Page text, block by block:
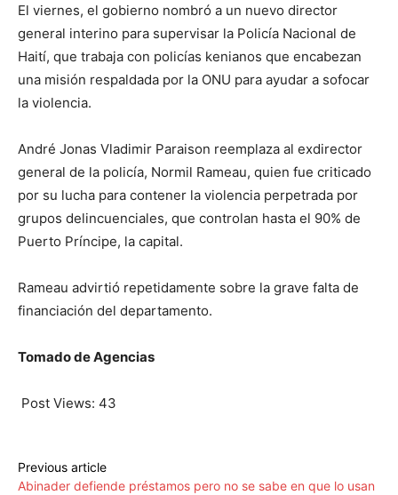
El viernes, el gobierno nombró a un nuevo director
general interino para supervisar la Policía Nacional de
Haití, que trabaja con policías kenianos que encabezan
una misión respaldada por la ONU para ayudar a sofocar
la violencia.
André Jonas Vladimir Paraison reemplaza al exdirector
general de la policía, Normil Rameau, quien fue criticado
por su lucha para contener la violencia perpetrada por
grupos delincuenciales, que controlan hasta el 90% de
Puerto Príncipe, la capital.
Rameau advirtió repetidamente sobre la grave falta de
financiación del departamento.
Tomado de Agencias
Post Views: 43
Previous article
Abinader defiende préstamos pero no se sabe en que lo usan